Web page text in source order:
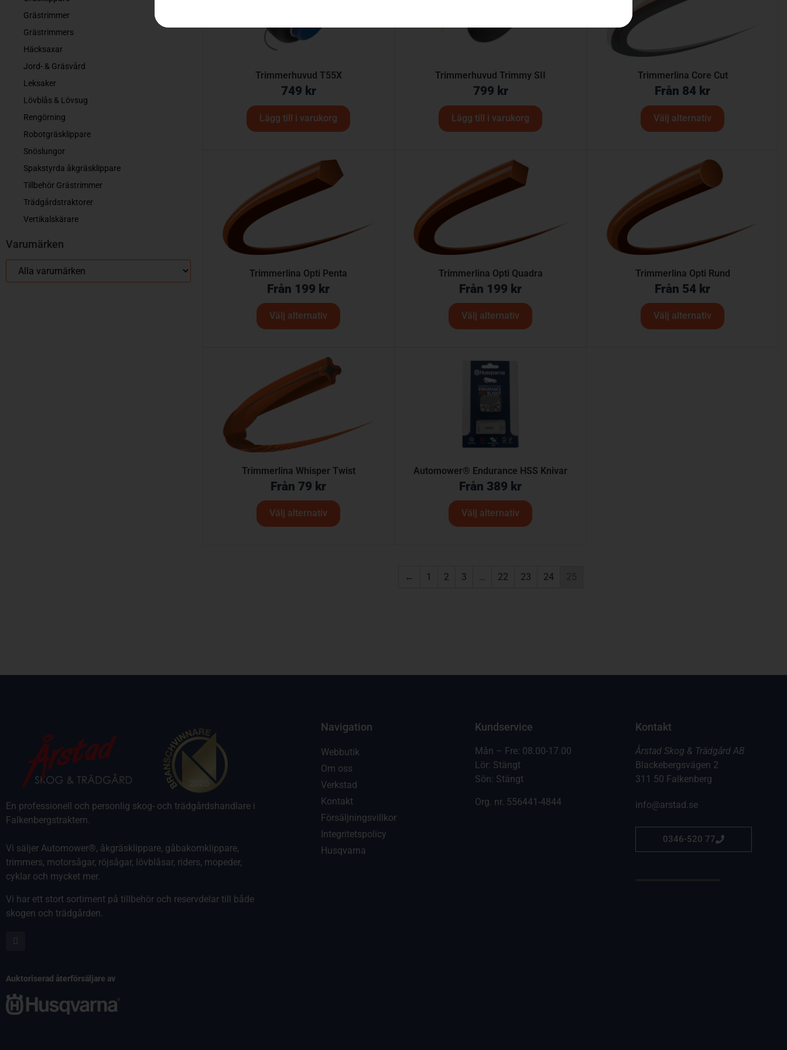
Grästrimmer
Grästrimmers
Häcksaxar
Jord- & Gräsvård
Leksaker
Lövblås & Lövsug
Rengörning
Robotgräsklippare
Snöslungor
Spakstyrda åkgräsklippare
Tillbehör Grästrimmer
Trädgårdstraktorer
Vertikalskärare
Varumärken
Trimmerhuvud T55X
749 kr
Lägg till i varukorg
Trimmerhuvud Trimmy SII
799 kr
Lägg till i varukorg
Trimmerlina Core Cut
Från 84 kr
Välj alternativ
Trimmerlina Opti Penta
Från 199 kr
Välj alternativ
Trimmerlina Opti Quadra
Från 199 kr
Välj alternativ
Trimmerlina Opti Rund
Från 54 kr
Välj alternativ
Trimmerlina Whisper Twist
Från 79 kr
Välj alternativ
Automower® Endurance HSS Knivar
Från 389 kr
Välj alternativ
← 1 2 3 … 22 23 24 25
En professionell och personlig skog- och trädgårdshandlare i
Falkenbergstraktern.
Vi säljer Automower®, åkgräsklippare, gåbakomklippare,
trimmers, motorsågar, röjsågar, lövblåsar, riders, mopeder,
cyklar och mycket mer.
Vi har ett stort sortiment på tillbehör och reservdelar till både
skogen och trädgården.
Auktoriserad återförsäljare av
Navigation
Webbutik
Om oss
Verkstad
Kontakt
Försäljningsvillkor
Integritetspolicy
Husqvarna
Kundservice
Mån – Fre: 08.00-17.00
Lör: Stängt
Sön: Stängt
Org. nr. 556441-4844
Kontakt
Årstad Skog & Trädgård AB
Blackebergsvägen 2
311 50 Falkenberg
info@arstad.se
0346-520 77